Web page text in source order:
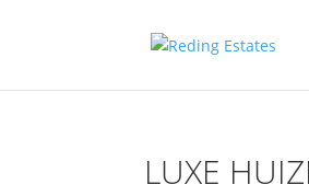
LUXE